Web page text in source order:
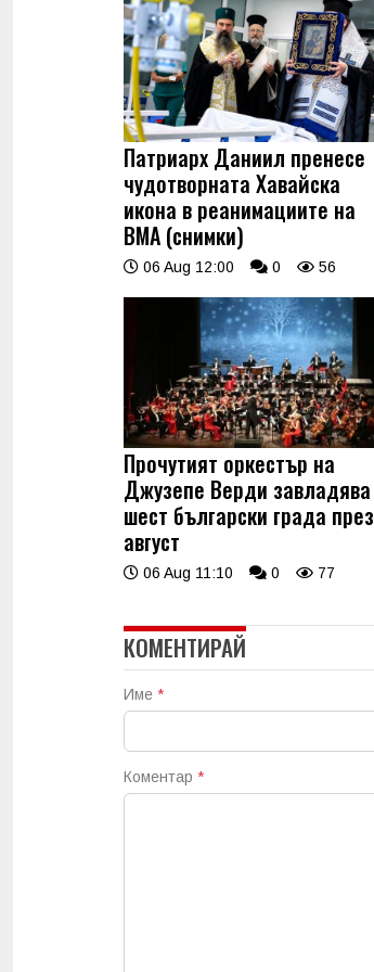
Патриарх Даниил пренесе
чудотворната Хавайска
икона в реанимациите на
ВМА (снимки)
06 Aug 12:00 0 56
Прочутият оркестър на
Джузепе Верди завладява
шест български града през
август
06 Aug 11:10 0 77
КОМЕНТИРАЙ
Име *
Коментар *